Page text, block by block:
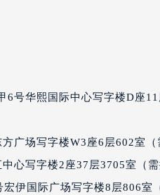
提前预约）
（需提前预约）
心（需提前预约）
提前预约）
前预约）
6号华熙国际中心写字楼D座11
广场写字楼W3座6层602室（
心写字楼2座37层3705室（需
伊国际广场写字楼8层806室